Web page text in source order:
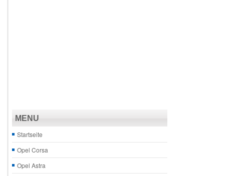
MENU
Startseite
Opel Corsa
Opel Astra